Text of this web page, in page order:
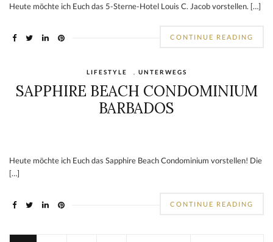
Heute möchte ich Euch das 5-Sterne-Hotel Louis C. Jacob vorstellen. […]
CONTINUE READING
LIFESTYLE UNTERWEGS
SAPPHIRE BEACH CONDOMINIUM
BARBADOS
Heute möchte ich Euch das Sapphire Beach Condominium vorstellen! Die
[…]
CONTINUE READING